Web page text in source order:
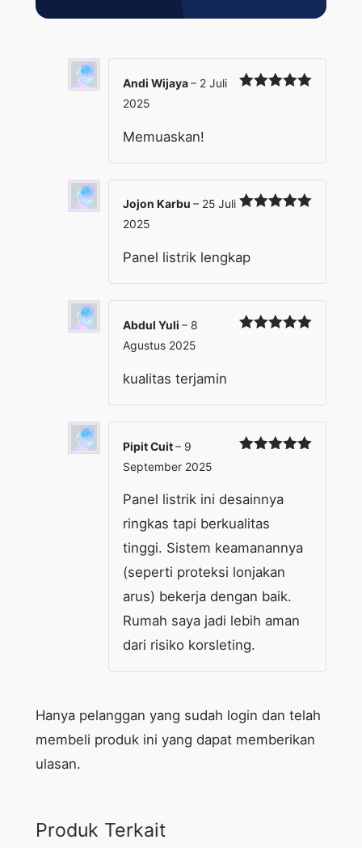
Andi Wijaya– 2 Juli
2025
Memuaskan!
Jojon Karbu – 25 Juli
2025
Panel listrik lengkap
Abdul Yuli – 8
Agustus 2025
kualitas terjamin
Pipit Cuit– 9
September 2025
Panel listrik ini desainnya
ringkas tapi berkualitas
tinggi. Sistem keamanannya
(seperti proteksi lonjakan
arus) bekerja dengan baik.
Rumah saya jadi lebih aman
dari risiko korsleting.
Hanya pelanggan yang sudah login dan telah
membeli produk ini yang dapat memberikan
ulasan.
Produk Terkait